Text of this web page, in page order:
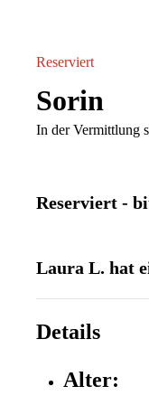
Reserviert
Sorin
In der Vermittlung
Reserviert -
Laura L. hat
Details
Alter: